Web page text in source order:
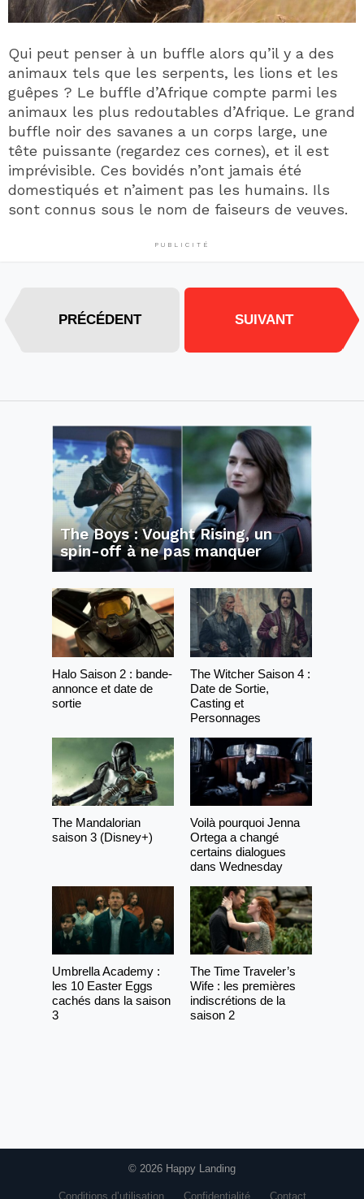
Qui peut penser à un buffle alors qu’il y a des
animaux tels que les serpents, les lions et les
guêpes ? Le buffle d’Afrique compte parmi les
animaux les plus redoutables d’Afrique. Le grand
buffle noir des savanes a un corps large, une
tête puissante (regardez ces cornes), et il est
imprévisible. Ces bovidés n’ont jamais été
domestiqués et n’aiment pas les humains. Ils
sont connus sous le nom de faiseurs de veuves.
PUBLICITÉ
PRÉCÉDENT SUIVANT
The Boys : Vought Rising, un
spin-off à ne pas manquer
Halo Saison 2 : bande-
annonce et date de
sortie
The Witcher Saison 4 :
Date de Sortie,
Casting et
Personnages
The Mandalorian
saison 3 (Disney+)
Voilà pourquoi Jenna
Ortega a changé
certains dialogues
dans Wednesday
Umbrella Academy :
les 10 Easter Eggs
cachés dans la saison
3
The Time Traveler’s
Wife : les premières
indiscrétions de la
saison 2
© 2026 Happy Landing
Conditions d’utilisation Confidentialité Contact